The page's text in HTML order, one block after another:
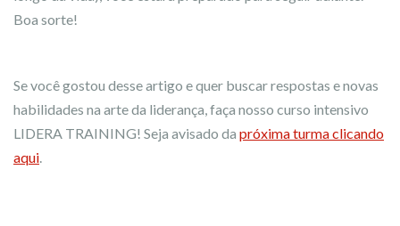
Boa sorte!
Se você gostou desse artigo e quer buscar respostas e novas
habilidades na arte da liderança, faça nosso curso intensivo
LIDERA TRAINING! Seja avisado da próxima turma clicando
aqui.